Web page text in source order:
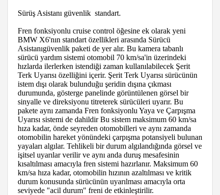
Sürüş Asistanı güvenlik standart.
Fren fonksiyonlu cruise control öğesine ek olarak yeni
BMW X6'nın standart özellikleri arasında Sürücü
Asistanıgüvenlik paketi de yer alır. Bu kamera tabanlı
sürücü yardım sistemi otomobil 70 km/sa'in üzerindeki
hızlarda ilerlerken istendiği zaman kullanılabilecek Şerit
Terk Uyarısı özelliğini içerir. Şerit Terk Uyarısı sürücünün
istem dışı olarak bulunduğu şeridin dışına çıkması
durumunda, gösterge panelinde görüntülenen görsel bir
sinyalle ve direksiyonu titreterek sürücüleri uyarır. Bu
pakete aynı zamanda Fren fonksiyonlu Yaya ve Çarpışma
Uyarısı sistemi de dahildir Bu sistem maksimum 60 km/sa
hıza kadar, önde seyreden otomobilleri ve aynı zamanda
otomobilin hareket yönündeki çarpışma potansiyeli bulunan
yayaları algılar. Tehlikeli bir durum algılandığında görsel ve
işitsel uyarılar verilir ve aynı anda duruş mesafesinin
kısaltılması amacıyla fren sistemi hazırlanır. Maksimum 60
km/sa hıza kadar, otomobilin hızının azaltılması ve kritik
durum konusunda sürücünün uyarılması amacıyla orta
seviyede "acil durum" freni de etkinleştirilir.